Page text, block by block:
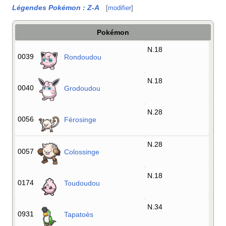
Légendes Pokémon : Z-A [modifier]
Pokémon
0039 Rondoudou
N.18
0040 Grodoudou
N.18
0056 Férosinge
N.28
0057 Colossinge
N.28
0174 Toudoudou
N.18
0931 Tapatoès
N.34